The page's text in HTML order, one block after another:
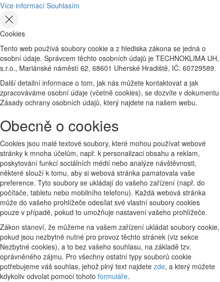
Více informací Souhlasím
Cookies
Tento web používá soubory cookie a z hlediska zákona se jedná o
osobní údaje. Správcem těchto osobních údajů je TECHNOKLIMA UH,
s.r.o., Mariánské náměstí 62, 68601 Uherské Hradiště, IČ: 60729589.
Další detailní informace o tom, jak nás můžete kontaktovat a jak
zpracováváme osobní údaje (včetně cookies), se dozvíte v dokumentu
Zásady ochrany osobních údajů, který najdete na našem webu.
Obecně o cookies
Cookies jsou malé textové soubory, které mohou používat webové
stránky k mnoha účelům, např. k personalizaci obsahu a reklam,
poskytování funkcí sociálních médií nebo analýze návštěvnosti,
některé slouží k tomu, aby si webová stránka pamatovala vaše
preference. Tyto soubory se ukládají do vašeho zařízení (např. do
počítače, tabletu nebo mobilního telefonu). Každá webová stránka
může do vašeho prohlížeče odesílat své vlastní soubory cookies
pouze v případě, pokud to umožňuje nastavení vašeho prohlížeče.
Zákon stanoví, že můžeme na vašem zařízení ukládat soubory cookie,
pokud jsou nezbytně nutné pro provoz těchto stránek (viz sekce
Nezbytné cookies), a to bez vašeho souhlasu, na základě tzv.
oprávněného zájmu. Pro všechny ostatní typy souborů cookie
potřebujeme váš souhlas, jehož plný text najdete zde, a který můžete
kdykoliv odvolat pomocí tohoto formuláře.